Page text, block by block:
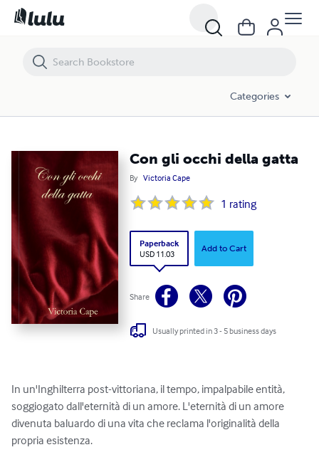
Categories
Con gli occhi della gatta
By Victoria Cape
1 rating
Paperback
USD 11.03
Add to Cart
Share
Usually printed in 3 - 5 business days
In un'Inghilterra post-vittoriana, il tempo, impalpabile entità,
soggiogato dall'eternità di un amore. L'eternità di un amore
divenuta baluardo di una vita che reclama l'originalità della
propria esistenza.
Con gli occhi della gatta